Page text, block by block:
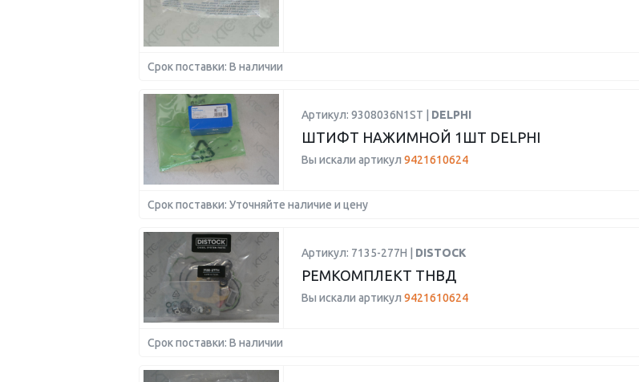
Срок поставки: В наличии
Артикул: 9308036N1ST | DELPHI
ШТИФТ НАЖИМНОЙ 1ШТ DELPHI
Вы искали артикул 9421610624
Срок поставки: Уточняйте наличие и цену
Артикул: 7135-277H | DISTOCK
РЕМКОМПЛЕКТ ТНВД
Вы искали артикул 9421610624
Срок поставки: В наличии